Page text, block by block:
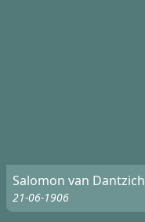
Salomon van Dantzich
21-06-1906